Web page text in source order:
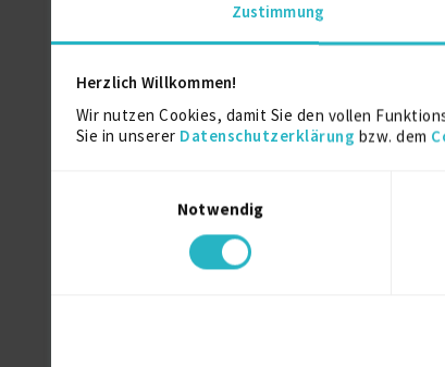
Zustimmung
Herzlich Willkommen!
Wir nutzen Cookies, damit Sie den vollen
Sie in unserer Datenschutzerklärung bzw. dem
Notwendig
Senior-
zuletzt online vor 5 Tagen